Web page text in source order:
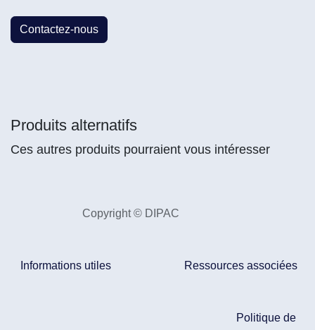
Contactez-nous
Produits alternatifs
Ces autres produits pourraient vous intéresser
Copyright © DIPAC
Informations utiles Ressources associées
Politique de